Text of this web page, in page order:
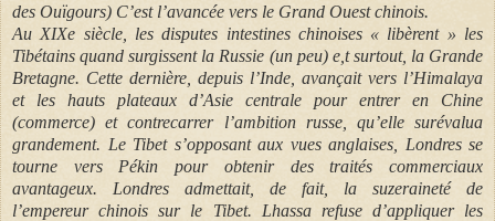
des Ouïgours) C’est l’avancée vers le Grand Ouest chinois.
Au XIXe siècle, les disputes intestines chinoises « libèrent » les
Tibétains quand surgissent la Russie (un peu) e,t surtout, la Grande
Bretagne. Cette dernière, depuis l’Inde, avançait vers l’Himalaya
et les hauts plateaux d’Asie centrale pour entrer en Chine
(commerce) et contrecarrer l’ambition russe, qu’elle surévalua
grandement. Le Tibet s’opposant aux vues anglaises, Londres se
tourne vers Pékin pour obtenir des traités commerciaux
avantageux. Londres admettait, de fait, la suzeraineté de
l’empereur chinois sur le Tibet. Lhassa refuse d’appliquer les